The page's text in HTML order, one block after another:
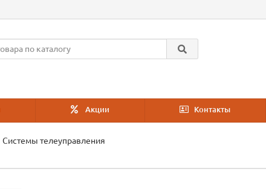
Акции Контакты
Системы телеуправления